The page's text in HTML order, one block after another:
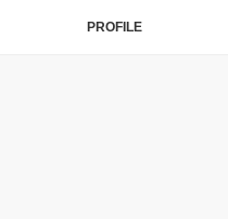
PROFILE